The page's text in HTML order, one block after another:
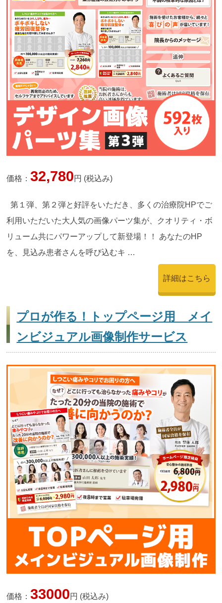
価格：32,780円 (税込み)
第１弾、第２弾と好評をいただき、多くの治療院HPでご
利用いただいた大人気の画像パーツ集が、クオリティ・ボ
リューム共にパワーアップして新登場！！ あなたのHP
を、見込み患者さんを呼び込むキ …
詳細はこちら
プロが作る！トップページ用 メイ
ンビジュアル画像制作サービス
価格：33000円 (税込み)